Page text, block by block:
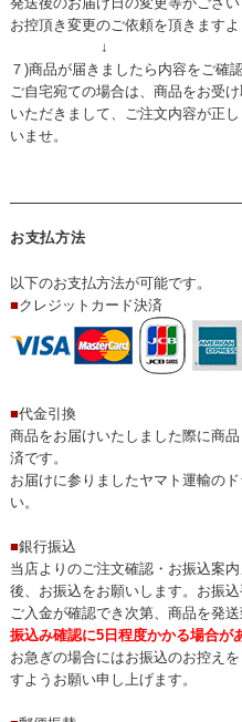
お控頂き変更のご依頼を頂きますよ
↓
７)商品が届きましたら内容をご確
ご自宅宛ての場合は、商品をお受
いただきまして、ご注文内容が正
いませ。
お支払方法
以下のお支払方法が可能です。
■クレジットカード決済
■代金引換
商品をお届けいたしました際に商
済です。
お届けに参りましたヤマト運輸の
い。
■銀行振込
当店よりのご注文確認・お振込案
後、お振込をお願いします。お振
ご入金が確認でき次第、商品を発送
振込み確認に5日程度かかる場合が
お急ぎの場合にはお振込のお控え
すようお願い申し上げます。